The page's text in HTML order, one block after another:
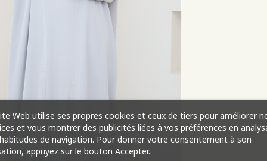
Web utilise ses propres cookies et ceux de tiers pour améliorer
et vous montrer des publicités liées à vos préférences en
de navigation. Pour donner votre consentement à son
appuyez sur le bouton Accepter.